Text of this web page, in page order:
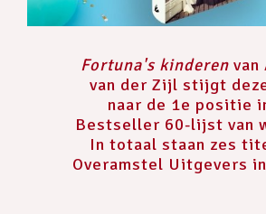
Fortuna's kinderenvan
van der Zijl stijgt
naar de 1e positie
Bestseller 60-lijst van
In totaal staan zes
Overamstel Uitgevers